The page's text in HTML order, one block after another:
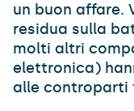
un buon affare.
residua sulla
molti altri
elettronica)
alle controparti